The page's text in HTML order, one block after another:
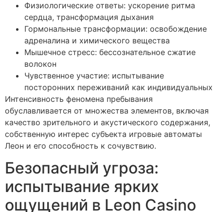
Физиологические ответы: ускорение ритма
сердца, трансформация дыхания
Гормональные трансформации: освобождение
адреналина и химического вещества
Мышечное стресс: бессознательное сжатие
волокон
Чувственное участие: испытывание
посторонних переживаний как индивидуальных
Интенсивность феномена пребывания
обуславливается от множества элементов, включая
качество зрительного и акустического содержания,
собственную интерес субъекта игровые автоматы
Леон и его способность к сочувствию.
Безопасный угроза:
испытывание ярких
ощущений в Leon Casino